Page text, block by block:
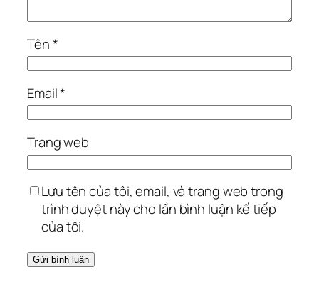
Tên*
Email*
Trang web
Lưu tên của tôi, email, và trang web trong
trình duyệt này cho lần bình luận kế tiếp
của tôi.